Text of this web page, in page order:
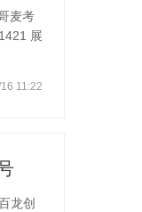
麦考
展
点。
工技
11:22
龙创